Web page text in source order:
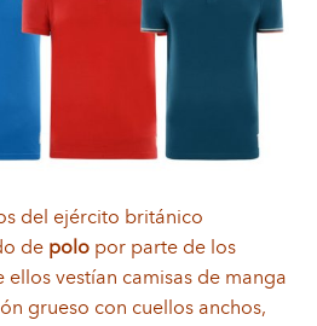
del ejército británico
de polopor parte de los
ellos vestían camisas de manga
grueso con cuellos anchos,